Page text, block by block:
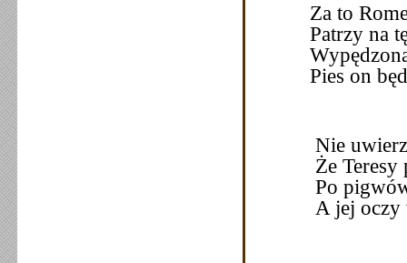
Za to
Patrzy na
Pies on
Nie
Że
Po
A jej oczy